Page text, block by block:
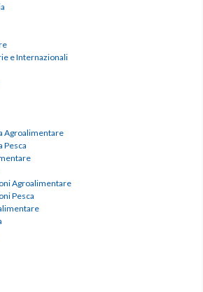
e Internazionali
Agroalimentare
Pesca
Agroalimentare
Pesca